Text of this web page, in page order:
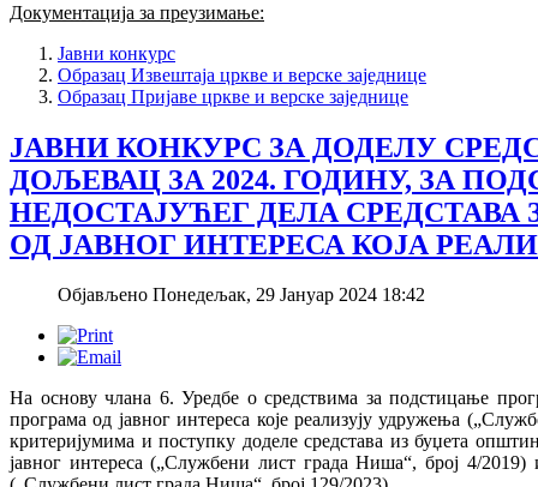
Документација за преузимање:
Јавни конкурс
Образац Извештаја цркве и верске заједнице
Образац Пријаве цркве и верске заједнице
ЈАВНИ КОНКУРС ЗА ДОДЕЛУ
ДОЉЕВАЦ ЗА 2024. ГОДИНУ, ЗА
НЕДОСТАЈУЋЕГ ДЕЛА
ОД ЈАВНОГ ИНТЕРЕСА КОЈА
Објављено Понедељак, 29 Јануар 2024 18:42
На основу чланa 6. Уредбе о средствима за подстицање
програма од јавног интереса које реализују удружења
критеријумима и поступку доделе средстава из буџета
јавног интереса („Службени лист града Ниша“, број 4/